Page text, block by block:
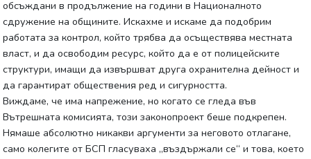
обсъждани в продължение на години в Националното
сдружение на общините. Искахме и искаме да подобрим
работата за контрол, който трябва да осъществява местната
власт, и да освободим ресурс, който да е от полицейските
структури, имащи да извършват друга охранителна дейност и
да гарантират обществения ред и сигурността.
Виждаме, че има напрежение, но когато се гледа във
Вътрешната комисията, този законопроект беше подкрепен.
Нямаше абсолютно никакви аргументи за неговото отлагане,
само колегите от БСП гласуваха „въздържали се“ и това, което